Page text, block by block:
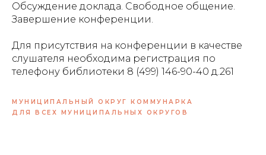
Обсуждение доклада. Свободное общение.
Завершение конференции.
Для присутствия на конференции в качестве
слушателя необходима регистрация по
телефону библиотеки 8 (499) 146-90-40 д.261
МУНИЦИПАЛЬНЫЙ ОКРУГ КОММУНАРКА
ДЛЯ ВСЕХ МУНИЦИПАЛЬНЫХ ОКРУГОВ